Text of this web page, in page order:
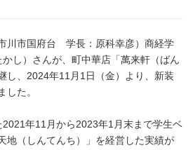
川市国府台 学長：原科幸彦）商経学
し）さんが、町中華店「萬来軒（ばん
し、2024年11月1日（金）より、新装
した。
年11月から2023年1月末まで学生ベ
地（しんてんち）」を経営した実績が